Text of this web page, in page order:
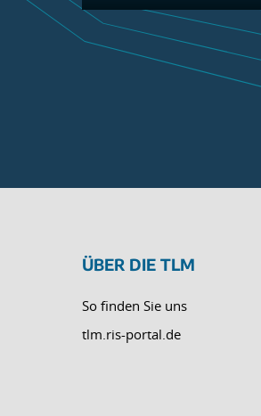
ÜBER DIE TLM
So finden Sie uns
tlm.ris-portal.de